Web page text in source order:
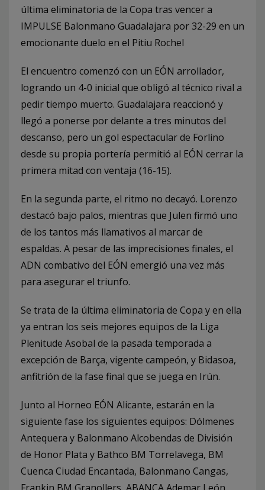
última eliminatoria de la Copa tras vencer a
IMPULSE Balonmano Guadalajara por 32-29 en un
emocionante duelo en el Pitiu Rochel
El encuentro comenzó con un EÓN arrollador,
logrando un 4-0 inicial que obligó al técnico rival a
pedir tiempo muerto. Guadalajara reaccionó y
llegó a ponerse por delante a tres minutos del
descanso, pero un gol espectacular de Forlino
desde su propia portería permitió al EÓN cerrar la
primera mitad con ventaja (16-15).
En la segunda parte, el ritmo no decayó. Lorenzo
destacó bajo palos, mientras que Julen firmó uno
de los tantos más llamativos al marcar de
espaldas. A pesar de las imprecisiones finales, el
ADN combativo del EÓN emergió una vez más
para asegurar el triunfo.
Se trata de la última eliminatoria de Copa y en ella
ya entran los seis mejores equipos de la Liga
Plenitude Asobal de la pasada temporada a
excepción de Barça, vigente campeón, y Bidasoa,
anfitrión de la fase final que se juega en Irún.
Junto al Horneo EÓN Alicante, estarán en la
siguiente fase los siguientes equipos: Dólmenes
Antequera y Balonmano Alcobendas de División
de Honor Plata y Bathco BM Torrelavega, BM
Cuenca Ciudad Encantada, Balonmano Cangas,